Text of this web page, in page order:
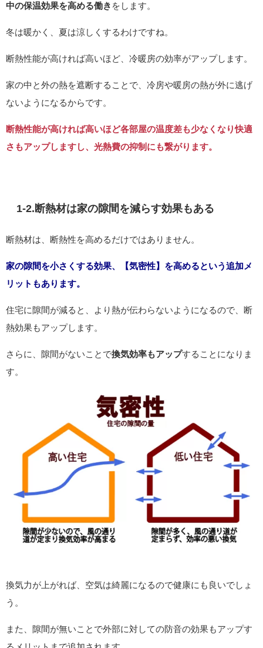
中の保温効果を高める働き をします。
冬は暖かく、夏は涼しくするわけですね。
断熱性能が高ければ高いほど、冷暖房の効率がアップします。
家の中と外の熱を遮断することで、冷房や暖房の熱が外に逃げ
ないようになるからです。
断熱性能が高ければ高いほど各部屋の温度差も少なくなり快適
さもアップしますし、光熱費の抑制にも繋がります。
1-2.断熱材は家の隙間を減らす効果もある
断熱材は、断熱性を高めるだけではありません。
家の隙間を小さくする効果、【気密性】を高めるという追加メ
リットもあります。
住宅に隙間が減ると、より熱が伝わらないようになるので、断
熱効果もアップします。
さらに、隙間がないことで換気効率もアップすることになりま
す。
換気力が上がれば、空気は綺麗になるので健康にも良いでしょ
う。
また、隙間が無いことで外部に対しての防音の効果もアップす